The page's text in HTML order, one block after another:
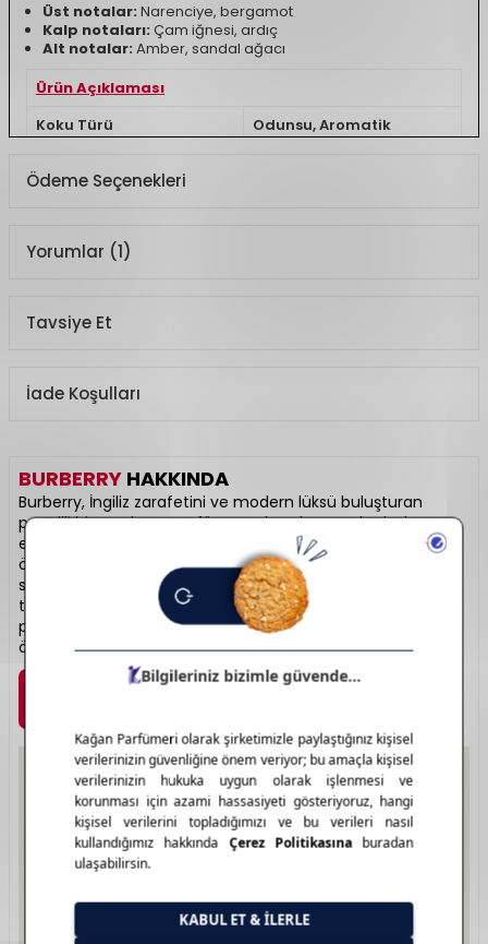
Üst notalar: Narenciye, bergamot
Kalp notaları: Çam iğnesi, ardıç
Alt notalar: Amber, sandal ağacı
Ürün Açıklaması
Koku Türü
Odunsu, Aromatik
Ödeme Seçenekleri
Yorumlar (1)
Tavsiye Et
İade Koşulları
BURBERRY HAKKINDA
Burberry, İngiliz zarafetini ve modern lüksü buluşturan
prestijli bir moda ve parfüm markasıdır. Hem kadın hem
erkek koleksiyonlarında sofistike ve rafine koku profilleriyle
öne çıkar. İkonik “Her”, “My Burberry” ve “Mr. Burberry”
serileriyle geniş bir hayran kitlesine sahiptir. Şişe
tasarımlarında marka DNA’sını yansıtan şıklık ve sadelik ön
plandadır. Günlük kullanımda fark yaratmak isteyenler için
özel bir tercihtir. Burberry ile koku bir stil ifadesine dönüşür.